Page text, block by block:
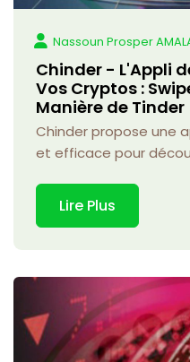
Nassoun Prosper
Chinder - L'Appli
Vos Cryptos :
Manière de Tinder
Chinder propose une
et efficace pour
Lire Plus